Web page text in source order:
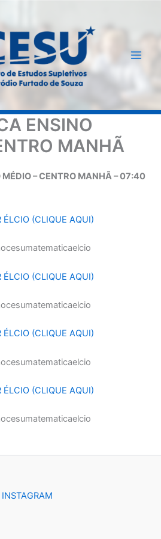
ENSINO
MANHÃ
– CENTRO MANHÃ – 07:40
ÉLCIO (CLIQUE AQUI)
ÉLCIO (CLIQUE AQUI)
ÉLCIO (CLIQUE AQUI)
ÉLCIO (CLIQUE AQUI)
INSTAGRAM